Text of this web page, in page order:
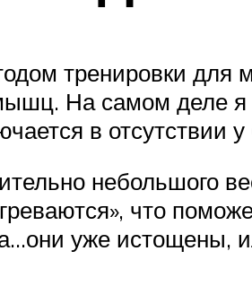
тренировки для
На самом деле я
в
небольшого
что
уже истощены,